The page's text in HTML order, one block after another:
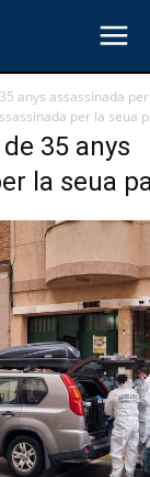
anys assassinada
per la seua
35 anys
la seua